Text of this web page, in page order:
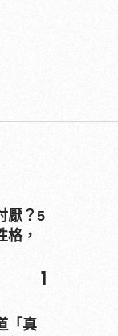
厭？5
格，
1
「真